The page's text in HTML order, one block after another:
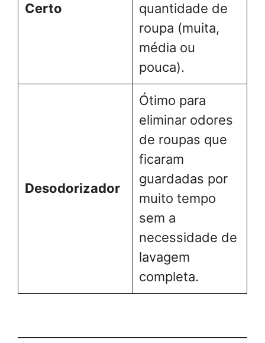
Certo
quantidade de
roupa (muita,
média ou
pouca).
Desodorizador
Ótimo para
eliminar odores
de roupas que
ficaram
guardadas por
muito tempo
sem a
necessidade de
lavagem
completa.